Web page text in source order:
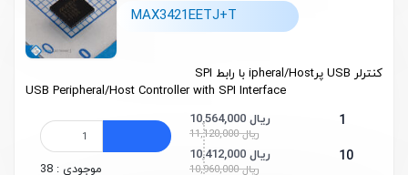
MAX3421EETJ+T
کنترلر USB پرipheral/Host با رابط SPI
USB Peripheral/Host Controller with SPI Interface
1 10,564,000 ریال
11,120,000 ریال
10 10,412,000 ریال
10,960,000 ریال موجودی : 38